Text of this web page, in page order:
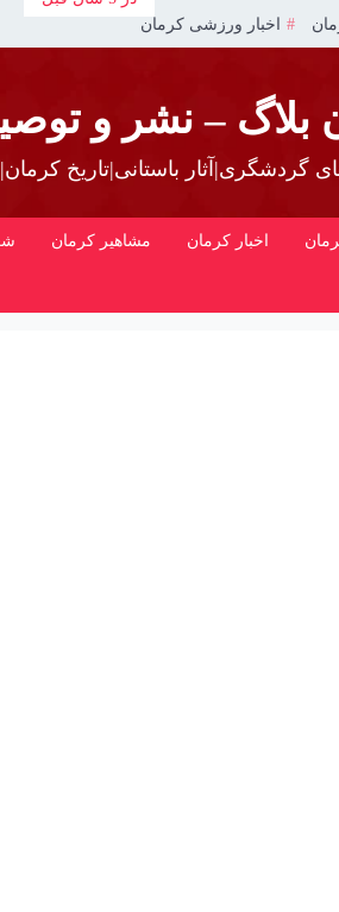
اخبار ورزشی کرمان
بلاگ – نشر و
گردشگری|آثار باستانی|تاریخ
اخبار کرمان مشاهیر کرمان